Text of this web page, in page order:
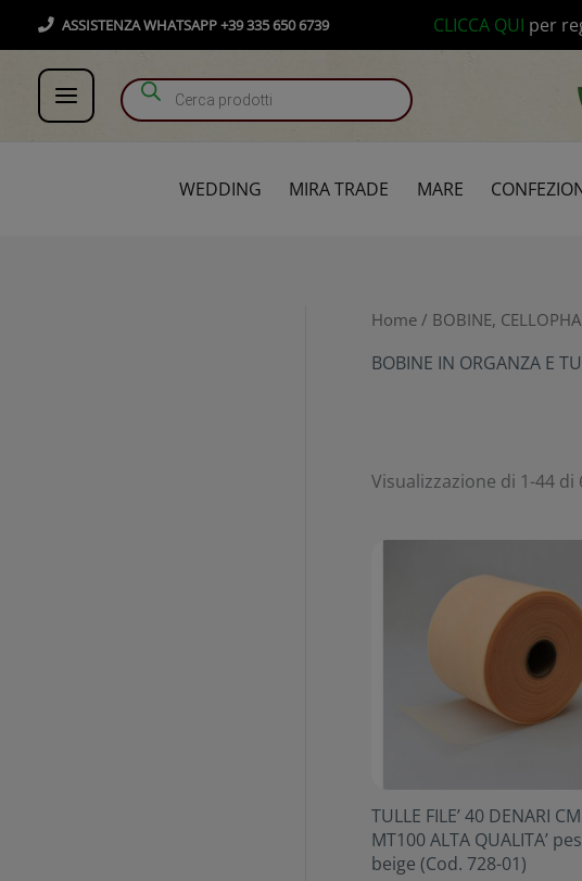
contenuto
ASSISTENZA WHATSAPP +39 335 650 6739 CLICCA QUI per
Products search
WEDDING MIRA TRADE MARE
Home / BOBINE,
BOBINE IN ORGANZA E
Visualizzazione di 1-44
TULLE FILE’ 40 DENARI
MT100 ALTA QUALITA’
beige (Cod. 728-01)